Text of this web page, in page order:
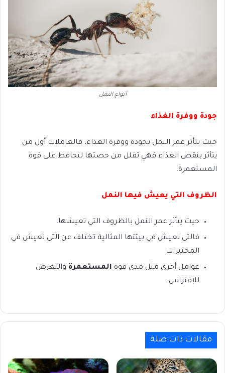
أنواع النمل
جودة ووفرة الغذاء
حيث يتأثر عمر النمل بجودة ووفرة الغذاء، فالعاملات أول من
يتأثر بنقص الغذاء فهي تقلل من حصتها لتحافظ على قوة
المستعمرة.
الظروف التي يعيش فيها النمل
حيث يتأثر عمر النمل بالظروف التي تعيشها.
فالتي تعيش في بيئتها المثالية تختلف عن التي تعيش في
المختبرات.
عوامل أخرى مثل مدى قوة المستعمرة والتعرض
للإفتراس.
مقالات ذات صلة